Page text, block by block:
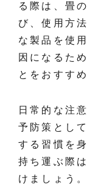
る際は、畳
び、使用方
な製品を使
因になるた
とをおすす
日常的な注
予防策とし
する習慣を
持ち運ぶ際
けましょう